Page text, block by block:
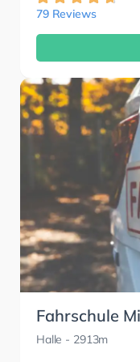
79 Reviews
Fahrschule
Halle - 2913m